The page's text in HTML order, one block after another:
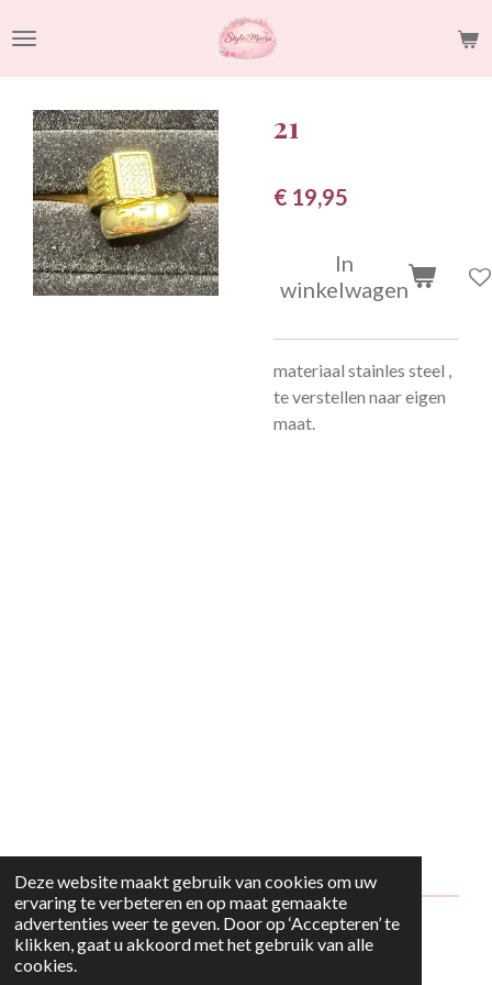
Deze website maakt gebruik van cookies om uw
ervaring te verbeteren en op maat gemaakte
advertenties weer te geven. Door op ‘Accepteren’ te
klikken, gaat u akkoord met het gebruik van alle
cookies.
direct
naar
hoofdinhoud
21
€ 19,95
In
winkelwagen
materiaal stainles steel ,
te verstellen naar eigen
maat.
© 2024 - 2026 Style2Maria
Powered by